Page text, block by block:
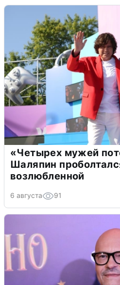
«Четырех мужей
Шаляпин
возлюбленной
6 августа 91